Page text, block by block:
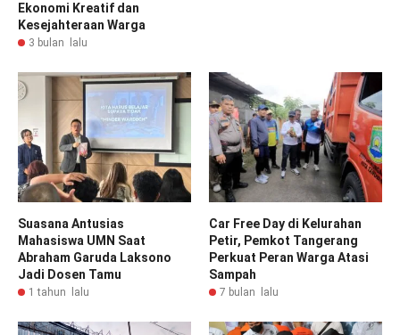
Ekonomi Kreatif dan
Kesejahteraan Warga
3 bulan lalu
Suasana Antusias
Mahasiswa UMN Saat
Abraham Garuda Laksono
Jadi Dosen Tamu
1 tahun lalu
Car Free Day di Kelurahan
Petir, Pemkot Tangerang
Perkuat Peran Warga Atasi
Sampah
7 bulan lalu